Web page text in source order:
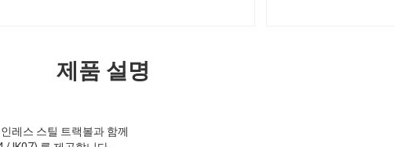
제품 설명
레스 스틸 트랙볼과 함께